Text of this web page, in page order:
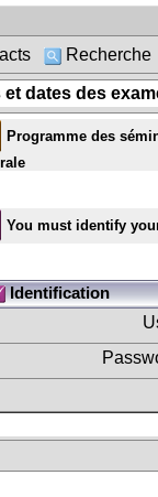
Recherche
dates des
Programme des
You must identify
Identification